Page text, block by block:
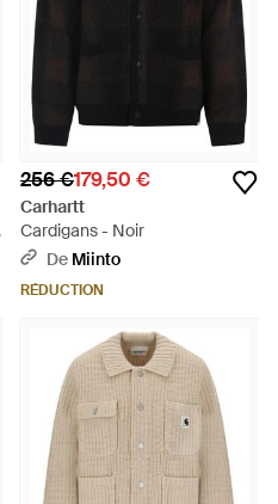
256 €179,50 €
Carhartt
Cardigans - Noir
De Miinto
RÉDUCTION